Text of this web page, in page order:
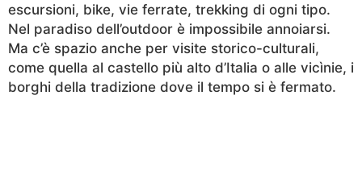
escursioni, bike, vie ferrate, trekking di ogni tipo.
Nel paradiso dell’outdoor è impossibile annoiarsi.
Ma c’è spazio anche per visite storico-culturali,
come quella al castello più alto d’Italia o alle vicìnie, i
borghi della tradizione dove il tempo si è fermato.